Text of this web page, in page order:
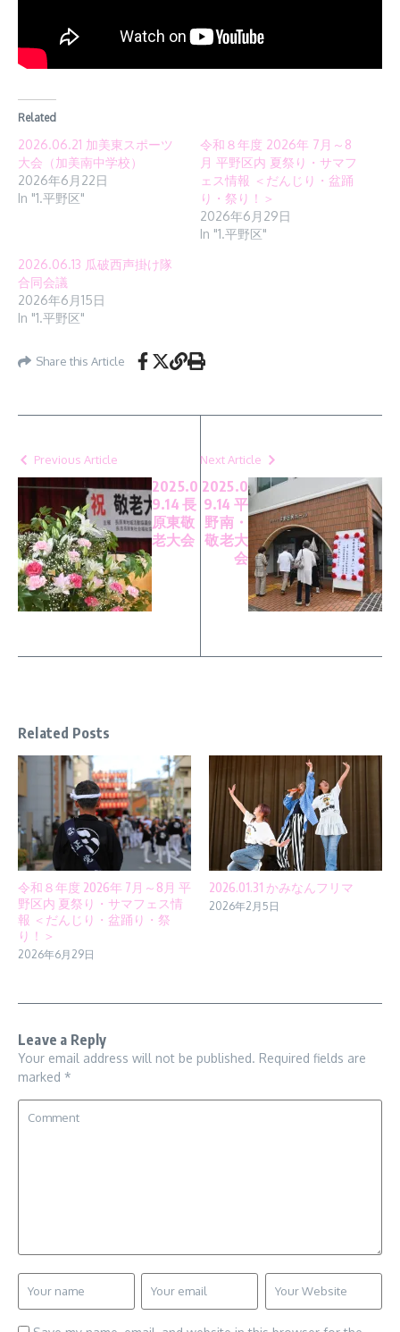
Related
2026.06.21 加美東スポーツ
大会（加美南中学校）
2026年6月22日
In "1.平野区"
令和８年度 2026年 7月～8
月 平野区内 夏祭り・サマフ
ェス情報 ＜だんじり・盆踊
り・祭り！＞
2026年6月29日
In "1.平野区"
2026.06.13 瓜破西声掛け隊
合同会議
2026年6月15日
In "1.平野区"
Share this Article
Previous Article
2025.0
9.14 長
原東敬
老大会
Next Article
2025.0
9.14 平
野南・
敬老大
会
Related Posts
令和８年度 2026年 7月～8月 平
野区内 夏祭り・サマフェス情
報 ＜だんじり・盆踊り・祭
り！＞
2026年6月29日
2026.01.31 かみなんフリマ
2026年2月5日
Leave a Reply
Your email address will not be published. Required fields are
marked *